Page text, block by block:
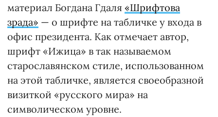
материал Богдана Гдаля «Шрифтова
зрада» — о шрифте на табличке у входа в
офис президента. Как отмечает автор,
шрифт «Ижица» в так называемом
старославянском стиле, использованном
на этой табличке, является своеобразной
визиткой «русского мира» на
символическом уровне.